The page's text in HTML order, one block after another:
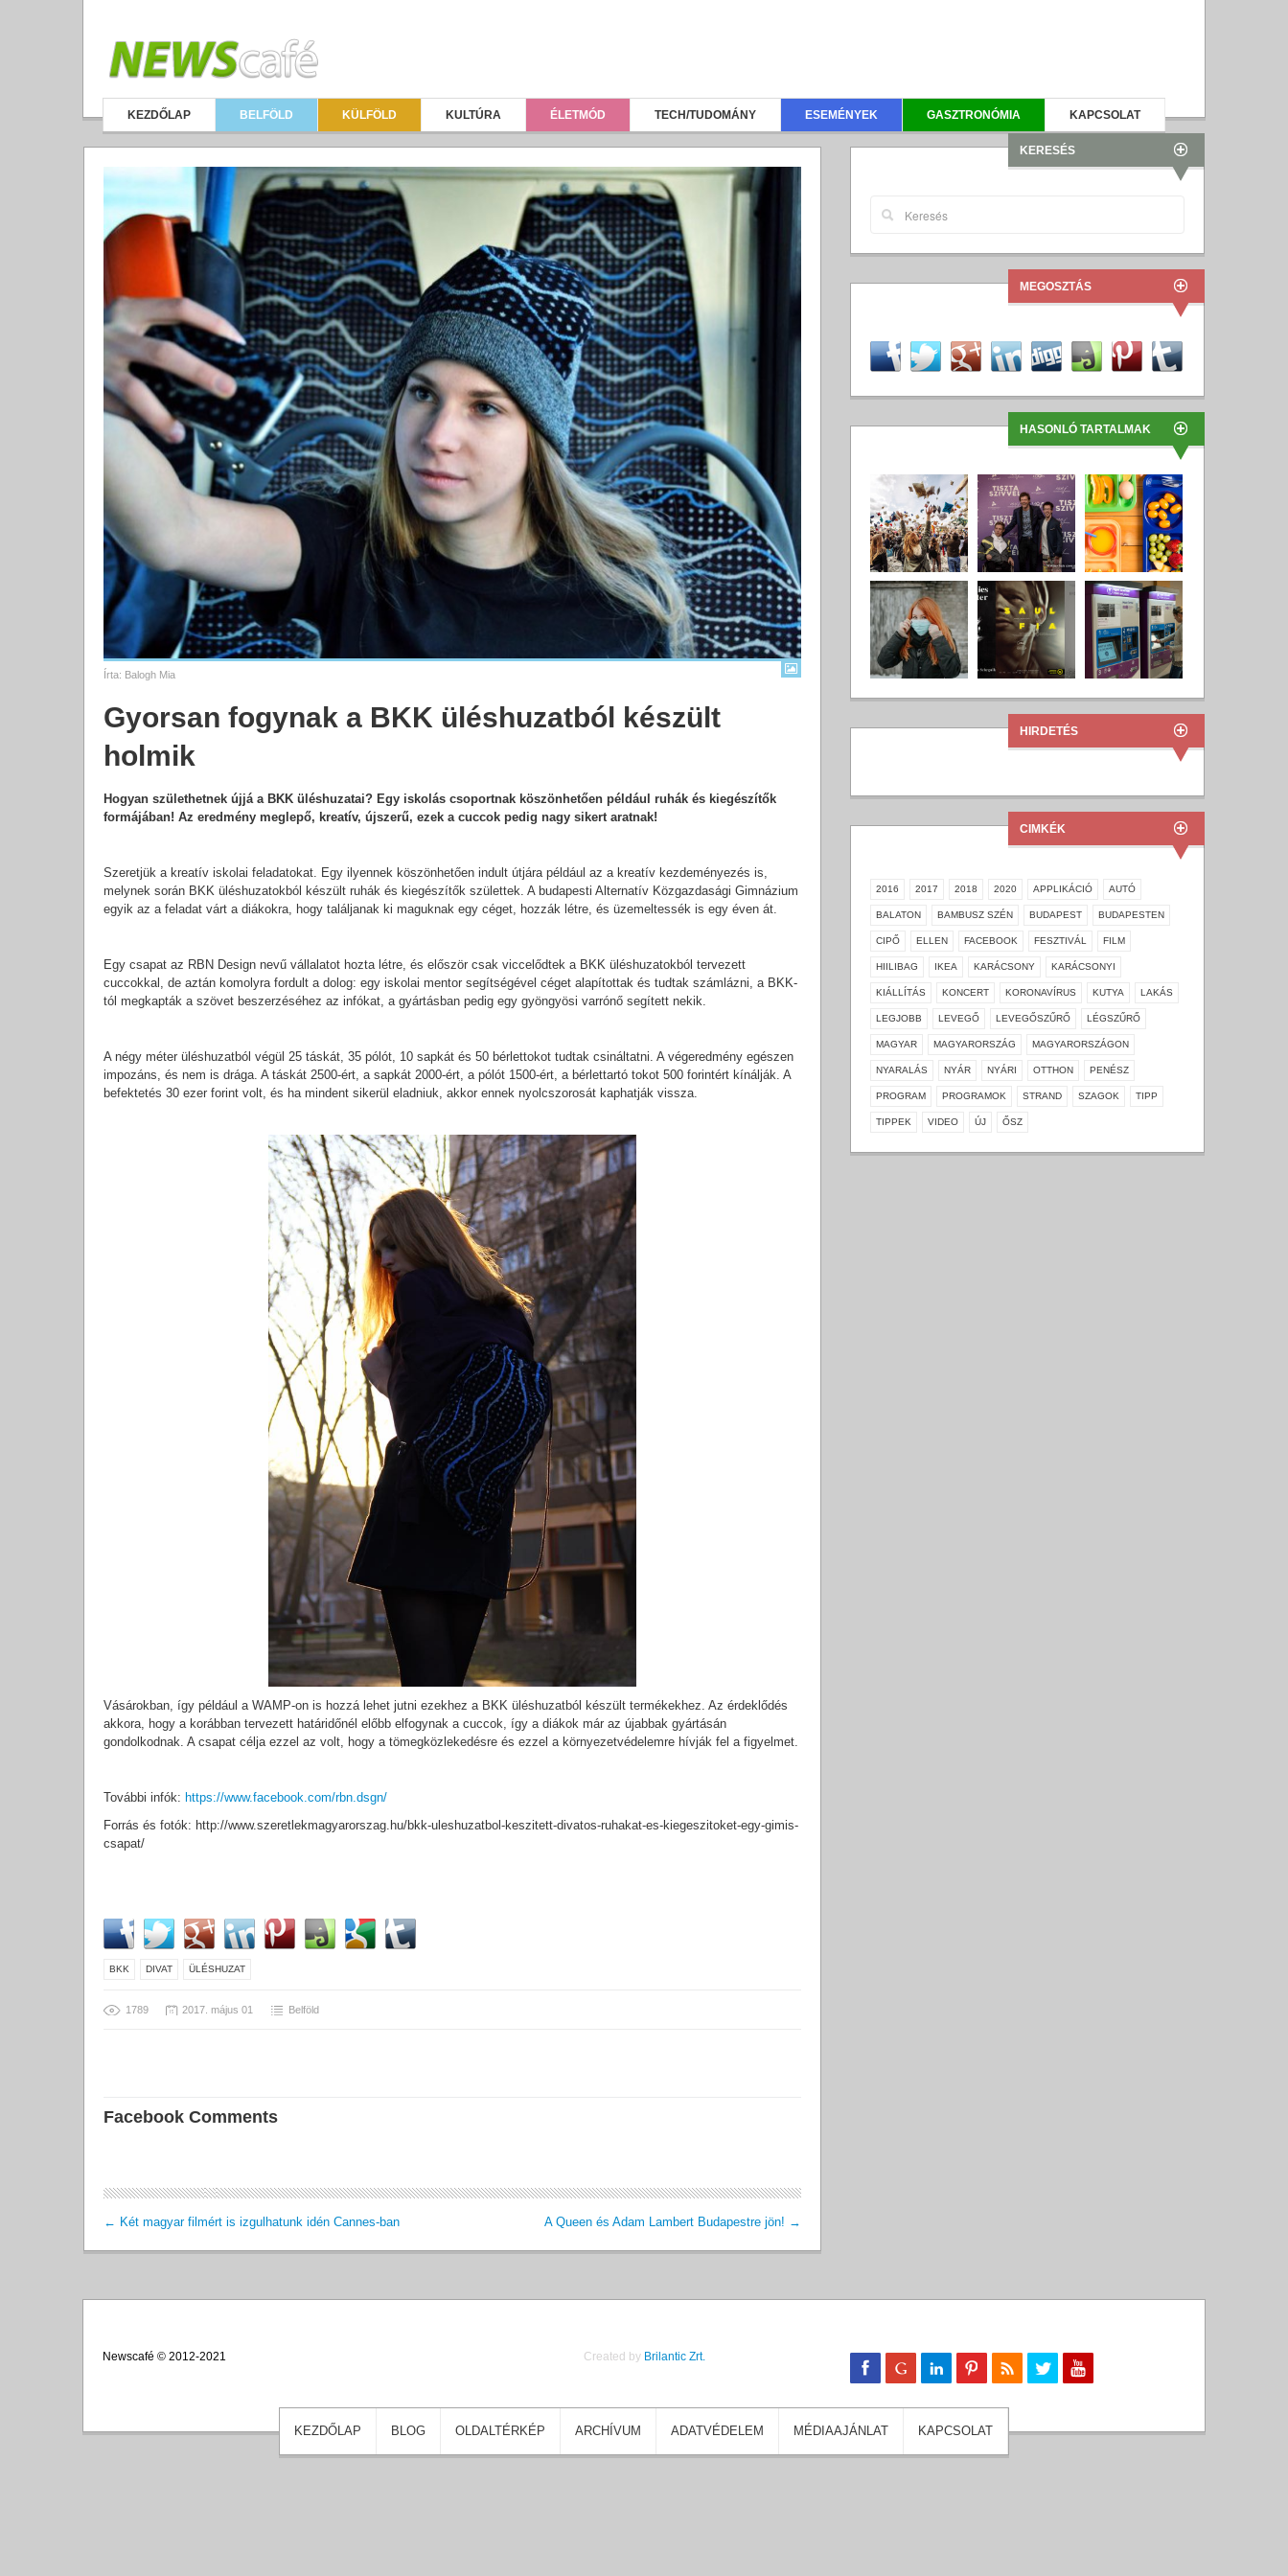
KEZDŐLAP BELFÖLD KÜLFÖLD KULTÚRA ÉLETMÓD TECH/TUDOMÁNY ESEMÉNYEK GASZTRONÓMIA KAPCSOLAT
Írta: Balogh Mia
Gyorsan fogynak a BKK üléshuzatból készült
holmik
Hogyan születhetnek újjá a BKK üléshuzatai? Egy iskolás csoportnak köszönhetően például ruhák és kiegészítők
formájában! Az eredmény meglepő, kreatív, újszerű, ezek a cuccok pedig nagy sikert aratnak!
Szeretjük a kreatív iskolai feladatokat. Egy ilyennek köszönhetően indult útjára például az a kreatív kezdeményezés is,
melynek során BKK üléshuzatokból készült ruhák és kiegészítők születtek. A budapesti Alternatív Közgazdasági Gimnázium
egyik az a feladat várt a diákokra, hogy találjanak ki maguknak egy céget, hozzák létre, és üzemeltessék is egy éven át.
Egy csapat az RBN Design nevű vállalatot hozta létre, és először csak viccelődtek a BKK üléshuzatokból tervezett
cuccokkal, de aztán komolyra fordult a dolog: egy iskolai mentor segítségével céget alapítottak és tudtak számlázni, a BKK-
tól megkapták a szövet beszerzéséhez az infókat, a gyártásban pedig egy gyöngyösi varrónő segített nekik.
A négy méter üléshuzatból végül 25 táskát, 35 pólót, 10 sapkát és 50 bérlettokot tudtak csináltatni. A végeredmény egészen
impozáns, és nem is drága. A táskát 2500-ért, a sapkát 2000-ért, a pólót 1500-ért, a bérlettartó tokot 500 forintért kínálják. A
befektetés 30 ezer forint volt, és ha mindent sikerül eladniuk, akkor ennek nyolcszorosát kaphatják vissza.
Vásárokban, így például a WAMP-on is hozzá lehet jutni ezekhez a BKK üléshuzatból készült termékekhez. Az érdeklődés
akkora, hogy a korábban tervezett határidőnél előbb elfogynak a cuccok, így a diákok már az újabbak gyártásán
gondolkodnak. A csapat célja ezzel az volt, hogy a tömegközlekedésre és ezzel a környezetvédelemre hívják fel a figyelmet.
További infók: https://www.facebook.com/rbn.dsgn/
Forrás és fotók: http://www.szeretlekmagyarorszag.hu/bkk-uleshuzatbol-keszitett-divatos-ruhakat-es-kiegeszitoket-egy-gimis-
csapat/
BKK DIVAT ÜLÉSHUZAT
1789 2017. május 01 Belföld
Facebook Comments
← Két magyar filmért is izgulhatunk idén Cannes-ban A Queen és Adam Lambert Budapestre jön! →
KERESÉS
MEGOSZTÁS
HASONLÓ TARTALMAK
HIRDETÉS
CIMKÉK
2016 2017 2018 2020 APPLIKÁCIÓ AUTÓ
BALATON BAMBUSZ SZÉN BUDAPEST BUDAPESTEN
CIPŐ ELLEN FACEBOOK FESZTIVÁL FILM
HIILIBAG IKEA KARÁCSONY KARÁCSONYI
KIÁLLÍTÁS KONCERT KORONAVÍRUS KUTYA LAKÁS
LEGJOBB LEVEGŐ LEVEGŐSZŰRŐ LÉGSZŰRŐ
MAGYAR MAGYARORSZÁG MAGYARORSZÁGON
NYARALÁS NYÁR NYÁRI OTTHON PENÉSZ
PROGRAM PROGRAMOK STRAND SZAGOK TIPP
TIPPEK VIDEO ÚJ ŐSZ
Newscafé © 2012-2021 Created by Brilantic Zrt.
KEZDŐLAP BLOG OLDALTÉRKÉP ARCHÍVUM ADATVÉDELEM MÉDIAAJÁNLAT KAPCSOLAT